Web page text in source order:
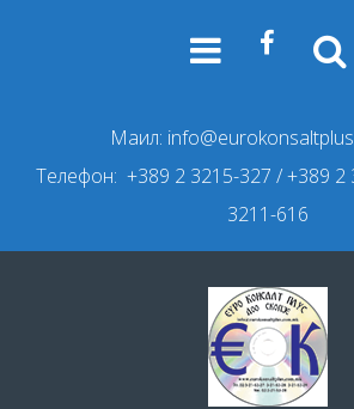
Маил:
Телефон: +389 2 3215-327 / +389 2
3211-616